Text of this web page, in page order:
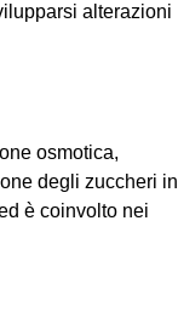
alterazioni
osmotica,
degli zuccheri in
è coinvolto nei